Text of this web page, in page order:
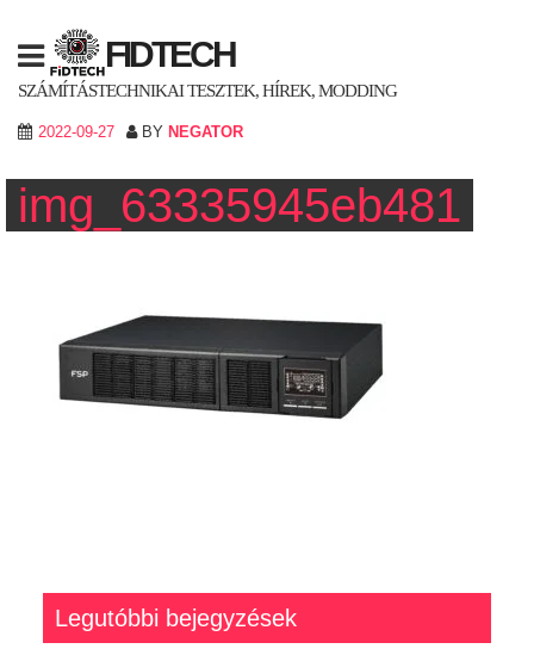
content
FIDTECH
SZÁMÍTÁSTECHNIKAI TESZTEK, HÍREK, MODDING
2022-09-27 BY NEGATOR
img_63335945eb481
Legutóbbi bejegyzések